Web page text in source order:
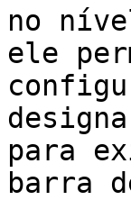
no
ele
para
barra